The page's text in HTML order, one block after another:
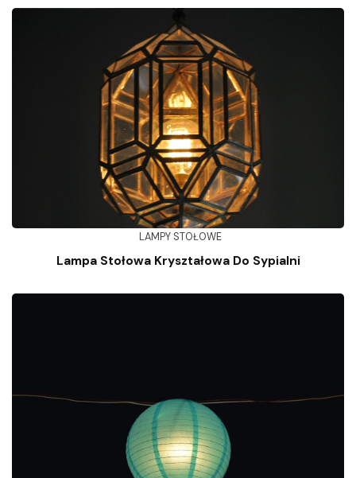
LAMPY STOŁOWE
Lampa Stołowa Kryształowa Do Sypialni